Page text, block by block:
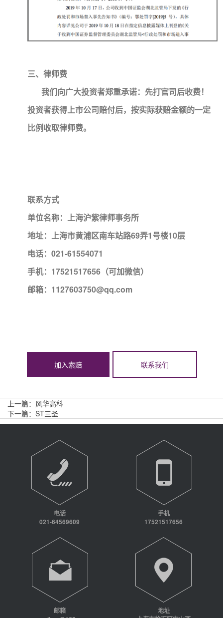
三、律师费
我们向广大投资者郑重承诺：先打官司后收费！
投资者获得上市公司赔付后，按实际获赔金额的一定
比例收取律师费。
联系方式
单位名称：上海沪紫律师事务所
地址：上海市黄浦区南车站路69弄1号楼10层
电话：021-61554071
手机：17521517656（可加微信）
邮箱：1127603750@qq.com
加入索赔 联系我们
上一篇： 风华高科
下一篇： ST三圣
电话
021-64569609
手机
17521517656
邮箱
地址